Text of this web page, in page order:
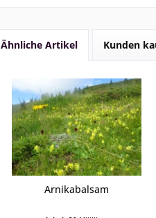
Ähnliche Artikel Kunden
Arnikabalsam